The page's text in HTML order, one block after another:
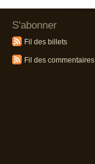
S'abonner
Fil des billets
Fil des commentaires